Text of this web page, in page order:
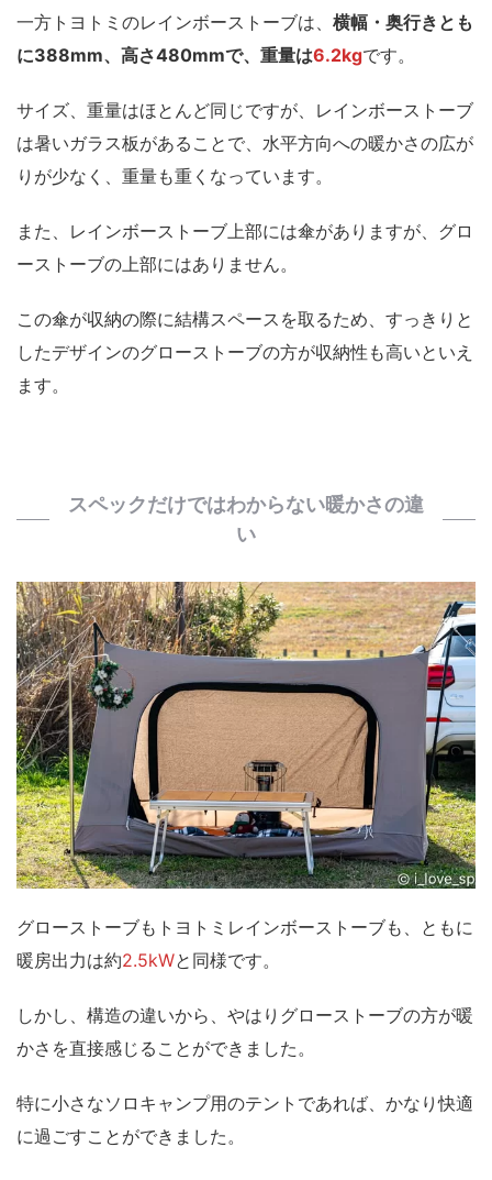
一方トヨトミのレインボーストーブは、 横幅・奥行きとも
に388mm、高さ480mmで、重量は6.2kgです。
サイズ、重量はほとんど同じですが、レインボーストーブ
は暑いガラス板があることで、 水平方向への暖かさの広が
りが少なく、重量も重くなっています。
また、レインボーストーブ上部には傘がありますが、グロ
ーストーブの上部にはありません。
この傘が収納の際に結構スペースを取るため、すっきりと
したデザインのグローストーブの方が収納性も高いといえ
ます。
スペックだけではわからない暖かさの違
い
グローストーブもトヨトミレインボーストーブも、 ともに
暖房出力は約2.5kWと同様です。
しかし、構造の違いから、やはり グローストーブの方が暖
かさを直接感じることができました。
特に小さなソロキャンプ用のテントであれば、かなり快適
に過ごすことができました。